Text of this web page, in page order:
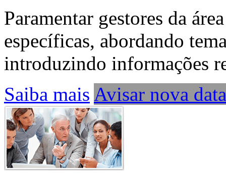
Paramentar gestores da
específicas, abordando
introduzindo informações
Saiba mais Avisar nova data